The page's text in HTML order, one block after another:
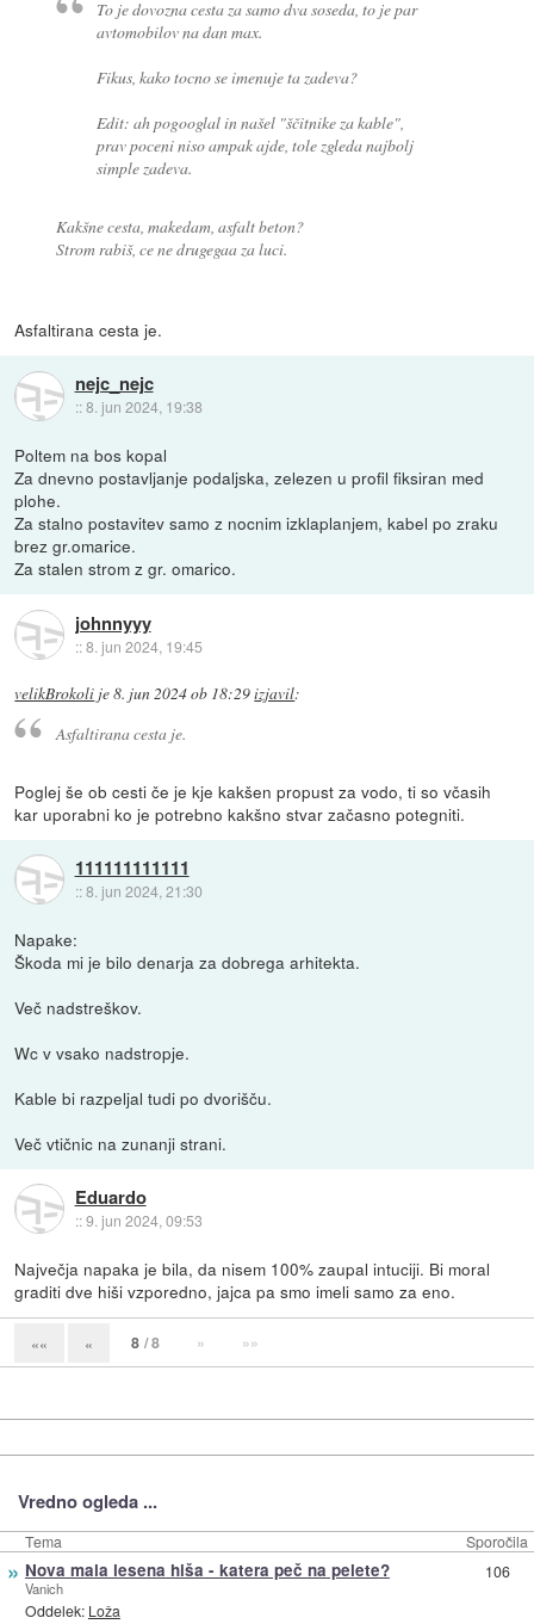
To je dovozna cesta za samo dva soseda, to je par
avtomobilov na dan max.
Fikus, kako tocno se imenuje ta zadeva?
Edit: ah pogooglal in našel "ščitnike za kable",
prav poceni niso ampak ajde, tole zgleda najbolj
simple zadeva.
Kakšne cesta, makedam, asfalt beton?
Strom rabiš, ce ne drugegaa za luci.
Asfaltirana cesta je.
nejc_nejc
::8. jun 2024, 19:38
Poltem na bos kopal
Za dnevno postavljanje podaljska, zelezen u profil fiksiran med
plohe.
Za stalno postavitev samo z nocnim izklaplanjem, kabel po zraku
brez gr.omarice.
Za stalen strom z gr. omarico.
johnnyyy
::8. jun 2024, 19:45
velikBrokoli je8. jun 2024 ob 18:29izjavil:
Asfaltirana cesta je.
Poglej še ob cesti če je kje kakšen propust za vodo, ti so včasih
kar uporabni ko je potrebno kakšno stvar začasno potegniti.
111111111111
::8. jun 2024, 21:30
Napake:
Škoda mi je bilo denarja za dobrega arhitekta.
Več nadstreškov.
Wc v vsako nadstropje.
Kable bi razpeljal tudi po dvorišču.
Več vtičnic na zunanji strani.
Eduardo
::9. jun 2024, 09:53
Največja napaka je bila, da nisem 100% zaupal intuciji. Bi moral
graditi dve hiši vzporedno, jajca pa smo imeli samo za eno.
«« « 8 / 8 » »»
Vredno ogleda ...
Tema Sporočila
» Nova mala lesena hiša - katera peč na pelete?
Vanich
Oddelek: Loža
106